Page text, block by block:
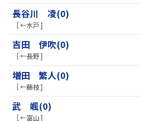
長谷川 凌(0)
［ ←水戸 ]
吉田 伊吹(0)
［ ←長野 ]
増田 繁人(0)
［ ←藤枝 ]
武 颯(0)
［ ←富山 ]